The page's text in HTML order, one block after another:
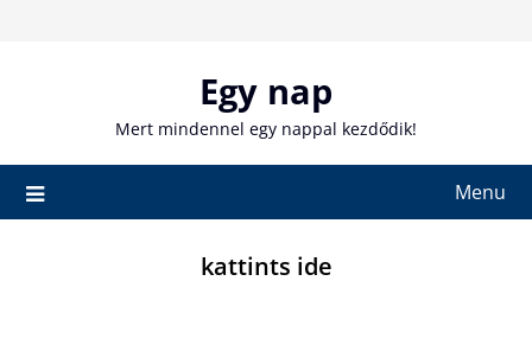
Egy nap
Mert mindennel egy nappal kezdődik!
Menu
kattints ide